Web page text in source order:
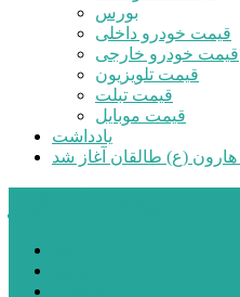
بورس
قیمت خودرو داخلی
قیمت خودرو خارجی
قیمت تلویزیون
قیمت تبلت
قیمت موبایل
یادداشت
هارون (ع) طالقان آغاز شد